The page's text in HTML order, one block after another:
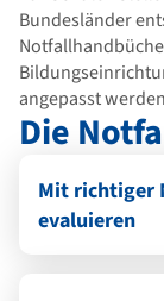
Bundesländer
angepasst
Die
Mit richtiger
evaluieren